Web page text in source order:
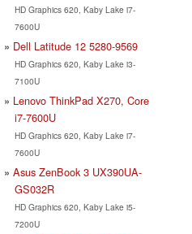
HD Graphics 620, Kaby Lake i7-
7600U
Dell Latitude 12 5280-9569
HD Graphics 620, Kaby Lake i3-
7100U
Lenovo ThinkPad X270, Core
i7-7600U
HD Graphics 620, Kaby Lake i7-
7600U
Asus ZenBook 3 UX390UA-
GS032R
HD Graphics 620, Kaby Lake i5-
7200U